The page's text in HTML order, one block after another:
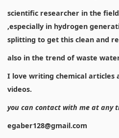
scientific researcher in the
,especially in hydrogen
splitting to get this clean and
also in the trend of waste
I love writing chemical articles
videos.
you can contact with me at any
egaber128@gmail.com